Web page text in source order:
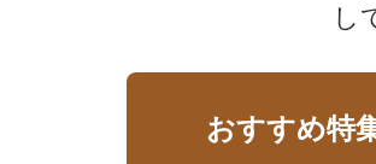
し
おすすめ特